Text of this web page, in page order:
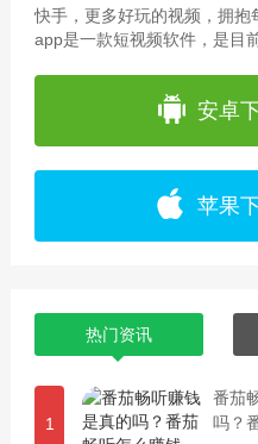
快手，更多好玩的视频，拥抱
app是一款短视频软件，是目
安卓
苹果
热门资讯
1
番茄
吗？